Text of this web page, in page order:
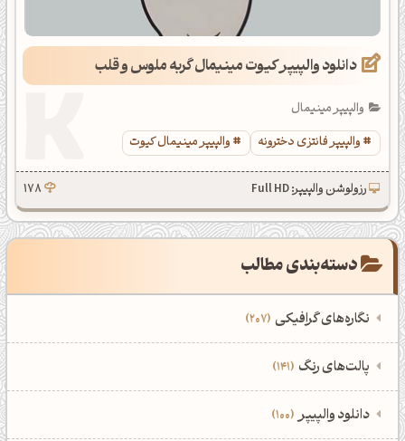
دانلود والپیپر کیوت مینیمال گربه ملوس و قلب
والپیپر مینیمال
والپیپر فانتزی دخترونه
والپیپر مینیمال کیوت
رزولوشن والپیپر: Full HD 178
دسته‌بندی مطالب
نگاره‌های گرافیکی 207
‌همه دسته‌بندی‌های نگاره‌های گرافیکی
نمایش همه نگاره‌ها
‌پالت‌های رنگ 141
‌همه دسته‌بندی‌های پالت‌های رنگ
‌دانلود والپیپر 100